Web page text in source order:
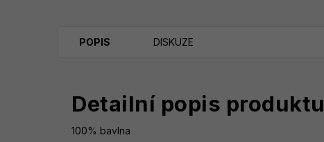
POPIS DISKUZE
Detailní popis produktu
100% bavlna